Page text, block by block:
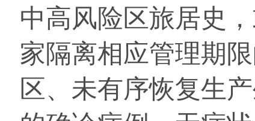
中高风险区旅居史
家隔离相应管理期
区、未有序恢复生